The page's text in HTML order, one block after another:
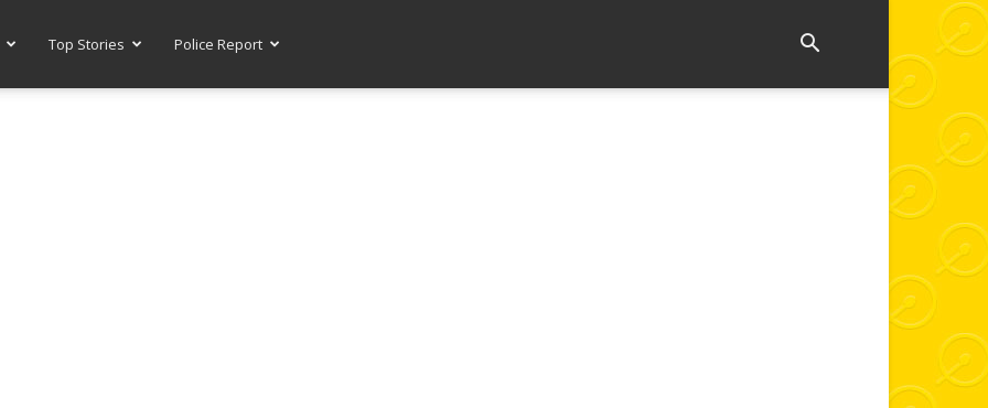
Top Stories Police Report